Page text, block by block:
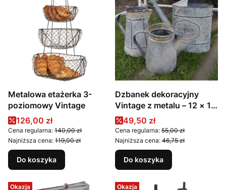
Metalowa etażerka 3-
poziomowy Vintage
Cena promocyjna
126,00 zł
Cena regularna: 140,00 zł
Najniższa cena: 119,00 zł
Do koszyka
Dzbanek dekoracyjny
Vintage z metalu – 12 × 12
× 16 cm
Cena promocyjna
49,50 zł
Cena regularna: 55,00 zł
Najniższa cena: 46,75 zł
Do koszyka
Okazja Okazja